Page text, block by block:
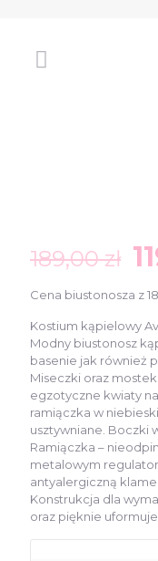
189,00zł
Cena biustonosza z
Kostium kąpielowy
Modny biustonosz
basenie jak również
Miseczki oraz
egzotyczne kwiaty
ramiączka w
usztywniane. Boczki
Ramiączka –
metalowym
antyalergiczną
Konstrukcja dla
oraz pięknie uformuje